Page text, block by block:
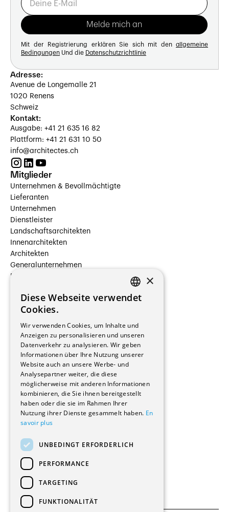
Mit der Registrierung erklären Sie sich mit den allgemeine
Bedingungen Und die Datenschutzrichtlinie
Adresse:
Avenue de Longemalle 21
1020 Renens
Schweiz
Kontakt:
Ausgabe: +41 21 635 16 82
Plattform: +41 21 631 10 50
info@architectes.ch
Mitglieder
Unternehmen & Bevollmächtigte
Lieferanten
Unternehmen
Dienstleister
Landschaftsarchitekten
Innenarchitekten
Architekten
Generalunternehmen
Beauftragte Unternehmen
Hersteller/Lieferanten
Bauherrschaften
Stockwerkeigentum
Reportagen
Wohnungen
Renovierungen
Innere Umbauten
Gastgewerbe und Tourismus
Verwaltungsgebäude und Geschäfte
Schuleinrichtungen
Medizinische Einrichtungen
Kultur - Sport - Freizeit
Industrie - Handwerk
Transport und Parkplätze
Diverse Bauten
FRENCH
×
Diese Webseite verwendet
Cookies.
Wir verwenden Cookies, um Inhalte und
Anzeigen zu personalisieren und unseren
Datenverkehr zu analysieren. Wir geben
Informationen über Ihre Nutzung unserer
Website auch an unsere Werbe- und
Analysepartner weiter, die diese
möglicherweise mit anderen Informationen
kombinieren, die Sie ihnen bereitgestellt
haben oder die sie im Rahmen Ihrer
Nutzung ihrer Dienste gesammelt haben. En
savoir plus
UNBEDINGT ERFORDERLICH
PERFORMANCE
TARGETING
FUNKTIONALITÄT